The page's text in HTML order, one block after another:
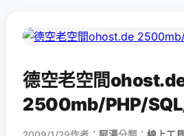
德空老空間
2500mb/PHP/